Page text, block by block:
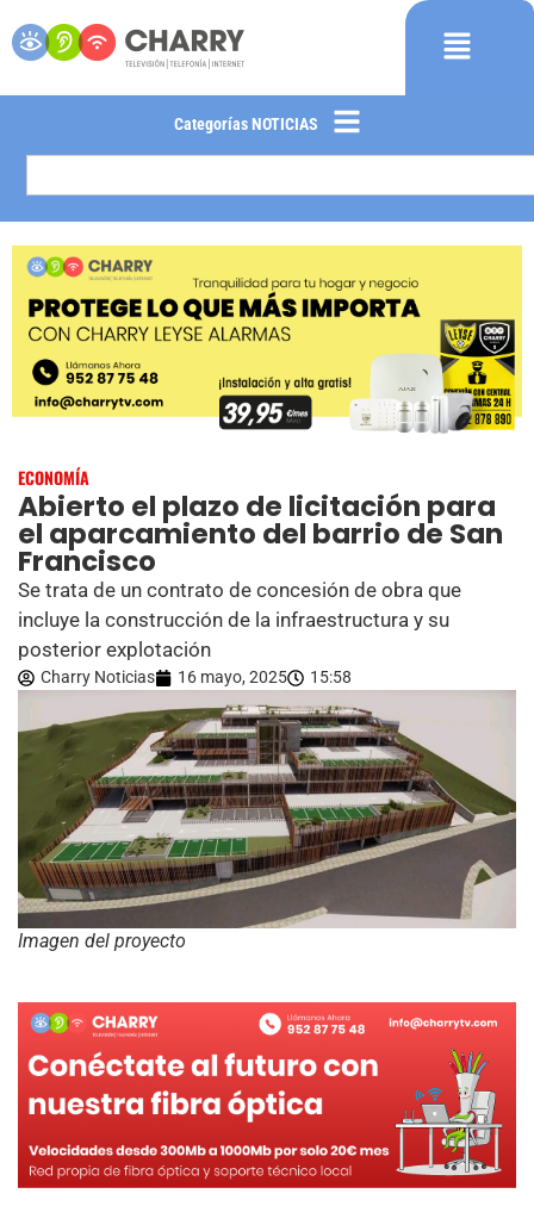
Categorías NOTICIAS
ECONOMÍA
Abierto el plazo de licitación para
el aparcamiento del barrio de San
Francisco
Se trata de un contrato de concesión de obra que
incluye la construcción de la infraestructura y su
posterior explotación
Charry Noticias 16 mayo, 2025 15:58
Imagen del proyecto